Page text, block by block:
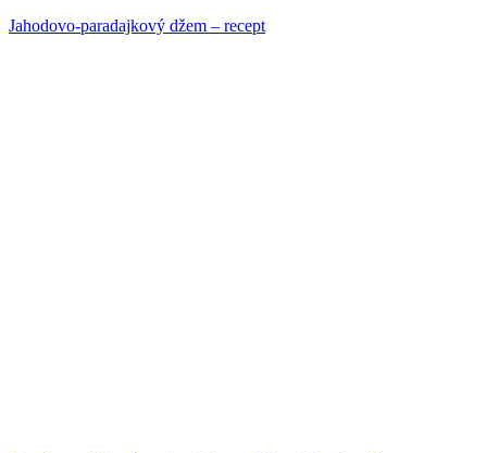
Jahodovo-paradajkový džem – recept